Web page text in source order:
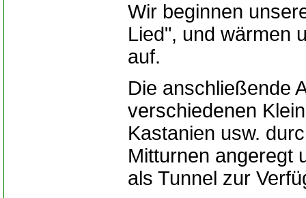
Wir beginnen
Lied", und wärmen
auf.
Die anschließende
verschiedenen
Kastanien usw.
Mitturnen angeregt
als Tunnel zur